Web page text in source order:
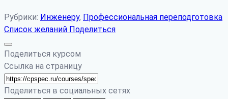
Рубрики: Инженеру, Профессиональная переподготовка
Список желаний Поделиться
Поделиться курсом
Ссылка на страницу
Поделиться в социальных сетях